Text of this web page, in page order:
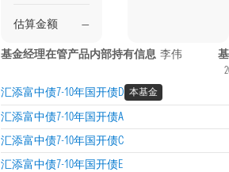
估算金额 —
基金经理在管产品内部持有信息 李伟
汇添富中债7-10年国开债D 本基金
汇添富中债7-10年国开债A
汇添富中债7-10年国开债C
汇添富中债7-10年国开债E